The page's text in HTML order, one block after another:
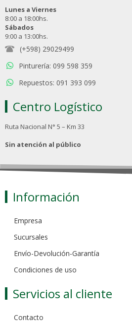
Lunes a Viernes
8:00 a 18:00hs.
Sábados
9:00 a 13:00hs.
(+598) 29029499
Pinturería: 099 598 359
Repuestos: 091 393 099
Centro Logístico
Ruta Nacional N° 5 – Km 33
Sin atención al público
Información
Empresa
Sucursales
Envío-Devolución-Garantía
Condiciones de uso
Servicios al cliente
Contacto